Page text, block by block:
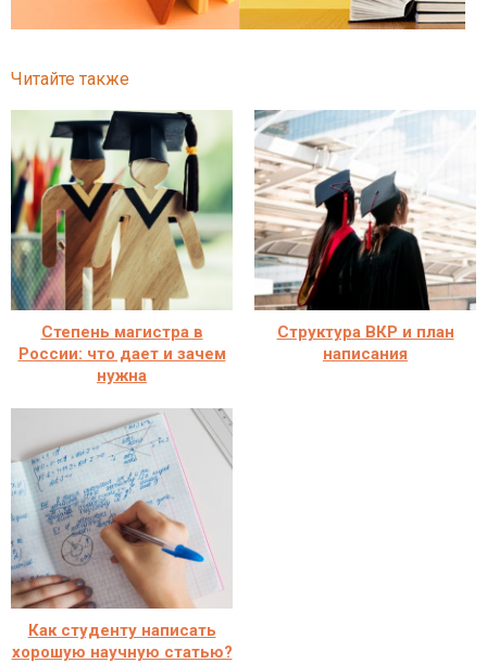
Читайте также
Степень магистра в
России: что дает и зачем
нужна
Структура ВКР и план
написания
Как студенту написать
хорошую научную статью?